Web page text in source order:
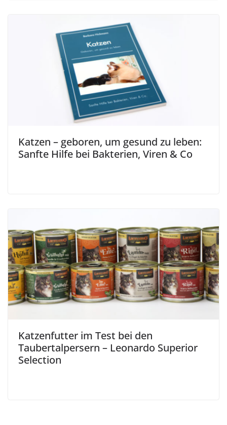
Katzen – geboren, um gesund zu leben:
Sanfte Hilfe bei Bakterien, Viren & Co
Katzenfutter im Test bei den
Taubertalpersern – Leonardo Superior
Selection